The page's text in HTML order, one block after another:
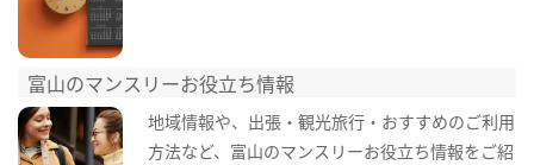
富山のマンスリーお役立ち情報
地域情報や、出張・観光旅行・おすすめのご利用
方法など、富山のマンスリーお役立ち情報をご紹